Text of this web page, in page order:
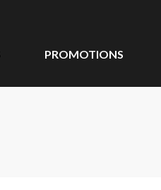
PROMOTIONS